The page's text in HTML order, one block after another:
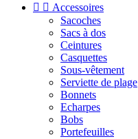
  Accessoires
Sacoches
Sacs à dos
Ceintures
Casquettes
Sous-vêtement
Serviette de plage
Bonnets
Echarpes
Bobs
Portefeuilles